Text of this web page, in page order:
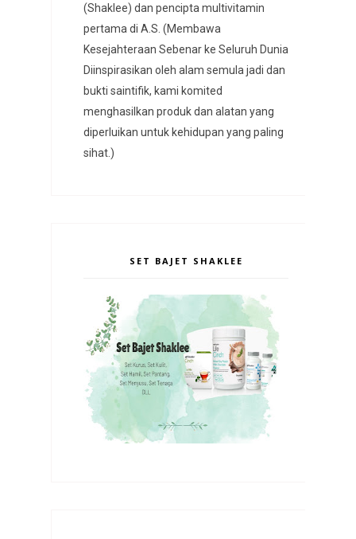
(Shaklee) dan pencipta multivitamin
pertama di A.S. (Membawa
Kesejahteraan Sebenar ke Seluruh Dunia
Diinspirasikan oleh alam semula jadi dan
bukti saintifik, kami komited
menghasilkan produk dan alatan yang
diperluikan untuk kehidupan yang paling
sihat.)
SET BAJET SHAKLEE